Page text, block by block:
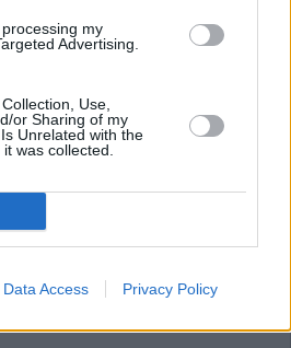
my
Advertising.
Use,
or Sharing of my
Unrelated with the
was collected.
Data Access Privacy Policy